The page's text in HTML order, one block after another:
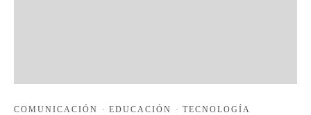
COMUNICACIÓN · EDUCACIÓN · TECNOLOGÍA